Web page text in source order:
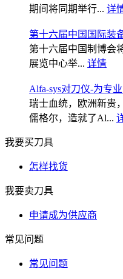
期间将同期举行... 详
第十六届中国国际装
第十六届中国制博会
展览中心举... 详情
Alfa-sys对刀仪-为专
瑞士血统，欧洲新贵
儒格尔，造就了Al...
我要买刀具
怎样找货
我要卖刀具
申请成为供应商
常见问题
常见问题